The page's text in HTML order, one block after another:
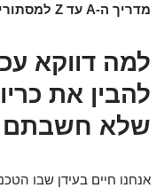
מדריך ה-A עד Z למסתורין הבטיחותי!
למה דווקא
שלא חשבתם
אנחנו חיים בעידן שבו